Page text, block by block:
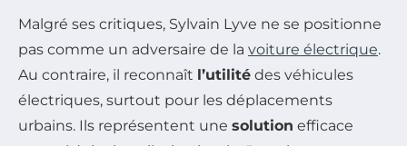
Malgré ses critiques, Sylvain Lyve ne se positionne
pas comme un adversaire de la voiture électrique.
Au contraire, il reconnaît l’utilité des véhicules
électriques, surtout pour les déplacements
urbains. Ils représentent une solution efficace